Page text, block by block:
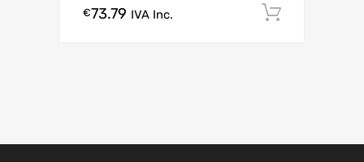
€73.79 IVA Inc.